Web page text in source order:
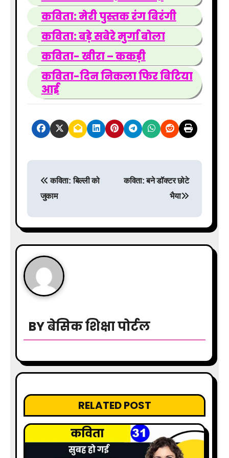
कविता: मेरी पुस्तक रंग बिरंगी
कविता: बड़े सबेरे मुर्गा बोला
कविता- खीरा – ककड़ी
कविता-दिन निकला फिर बिटिया
आई
s
t
n
a
v
g
a
t
i
o
n
कविता: बिल्ली को
जुकाम
कविता: बने डॉक्टर छोटे
भैया
BYबेसिक शिक्षा पोर्टल
RELATED POST